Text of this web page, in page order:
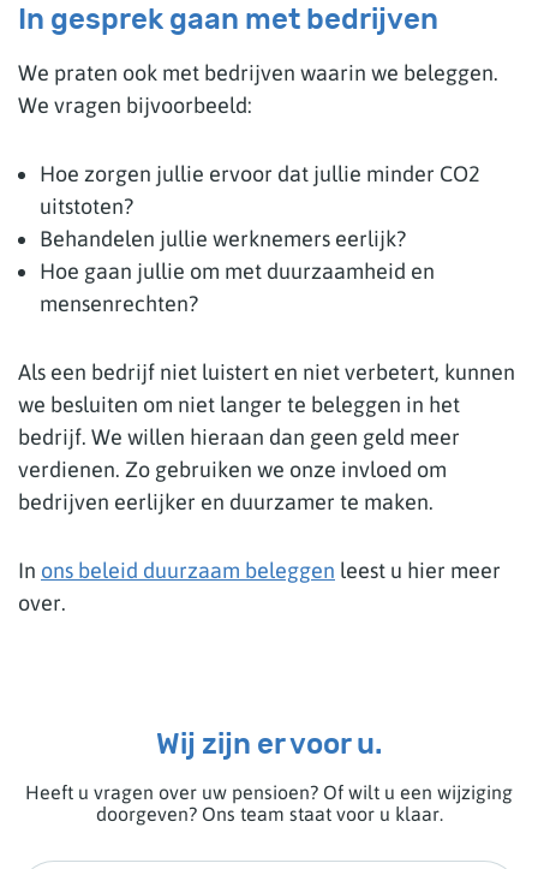
In gesprek gaan met bedrijven
We praten ook met bedrijven waarin we beleggen.
We vragen bijvoorbeeld:
Hoe zorgen jullie ervoor dat jullie minder CO2
uitstoten?
Behandelen jullie werknemers eerlijk?
Hoe gaan jullie om met duurzaamheid en
mensenrechten?
Als een bedrijf niet luistert en niet verbetert, kunnen
we besluiten om niet langer te beleggen in het
bedrijf. We willen hieraan dan geen geld meer
verdienen​. Zo gebruiken we onze invloed om
bedrijven eerlijker en duurzamer te maken.
In ons beleid duurzaam beleggen leest u hier meer
over.
Wij zijn er voor u.
Heeft u vragen over uw pensioen? Of wilt u een wijziging
doorgeven? Ons team staat voor u klaar.